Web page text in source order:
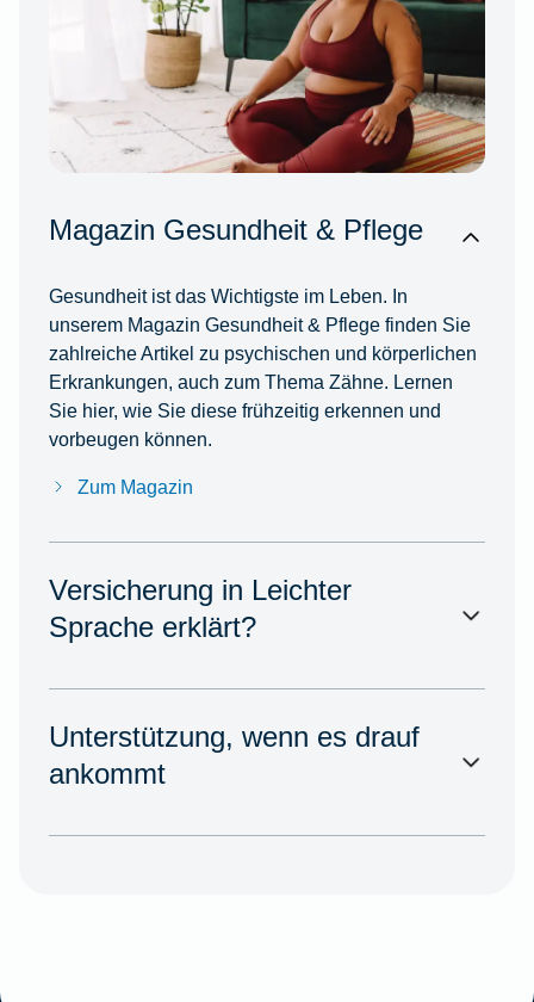
Magazin Gesundheit & Pflege
Gesundheit ist das Wichtigste im Leben. In
unserem Magazin Gesundheit & Pflege finden Sie
zahlreiche Artikel zu psychischen und körperlichen
Erkrankungen, auch zum Thema Zähne. Lernen
Sie hier, wie Sie diese frühzeitig erkennen und
vorbeugen können.
Zum Magazin
Versicherung in Leichter
Sprache erklärt?
Unterstützung, wenn es drauf
ankommt